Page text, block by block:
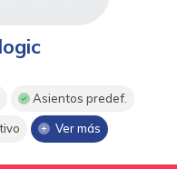
Asientos predef.
Ver más